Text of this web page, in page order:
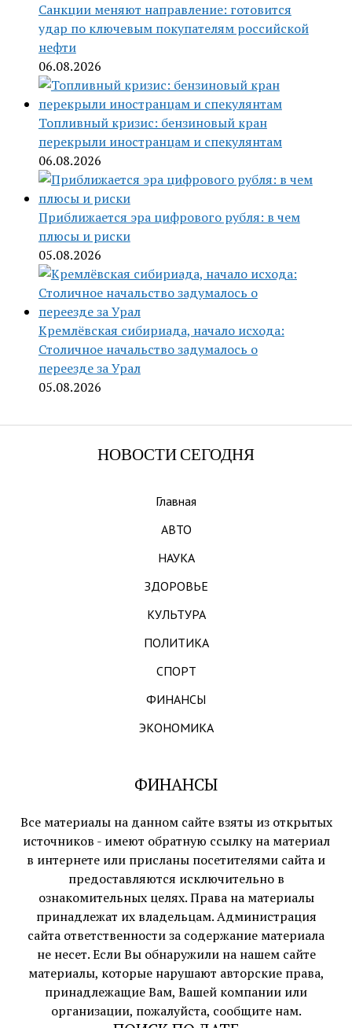
Санкции меняют направление: готовится
удар по ключевым покупателям российской
нефти
06.08.2026
Топливный кризис: бензиновый кран
перекрыли иностранцам и спекулянтам
06.08.2026
Приближается эра цифрового рубля: в чем
плюсы и риски
05.08.2026
Кремлёвская сибириада, начало исхода:
Столичное начальство задумалось о
переезде за Урал
05.08.2026
НОВОСТИ СЕГОДНЯ
Главная
АВТО
НАУКА
ЗДОРОВЬЕ
КУЛЬТУРА
ПОЛИТИКА
СПОРТ
ФИНАНСЫ
ЭКОНОМИКА
ФИНАНСЫ
Все материалы на данном сайте взяты из открытых
источников - имеют обратную ссылку на материал
в интернете или присланы посетителями сайта и
предоставляются исключительно в
ознакомительных целях. Права на материалы
принадлежат их владельцам. Администрация
сайта ответственности за содержание материала
не несет. Если Вы обнаружили на нашем сайте
материалы, которые нарушают авторские права,
принадлежащие Вам, Вашей компании или
организации, пожалуйста, сообщите нам.